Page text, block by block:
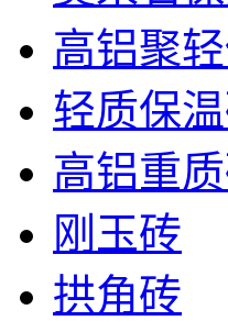
高铝聚
轻质保
高铝重
刚玉砖
拱角砖